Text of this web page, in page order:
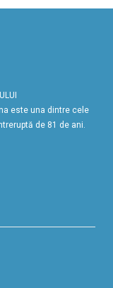
este una dintre cele
de 81 de ani.